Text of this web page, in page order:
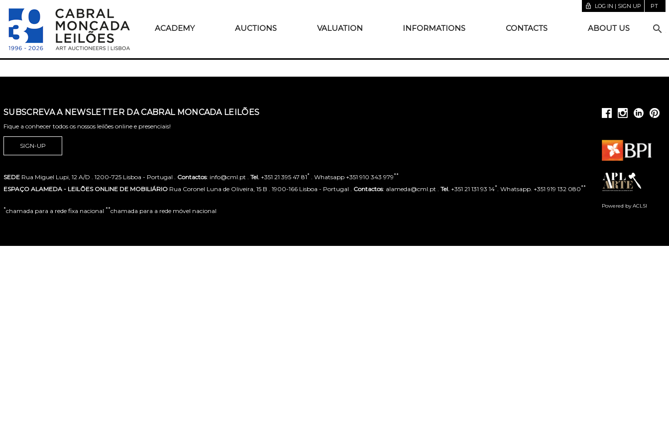
lock_open LOG IN | SIGN UP PT
ACADEMY AUCTIONS VALUATION INFORMATIONS CONTACTS ABOUT US search
SUBSCREVA A NEWSLETTER DA CABRAL MONCADA LEILÕES
Fique a conhecer todos os nossos leilões online e presenciais!
SIGN-UP
SEDE Rua Miguel Lupi, 12 A/D . 1200-725 Lisboa - Portugal . Contactos: info@cml.pt . Tel. +351 21 395 47 81* . Whatsapp +351 910 343 979**
ESPAÇO ALAMEDA - LEILÕES ONLINE DE MOBILIÁRIO Rua Coronel Luna de Oliveira, 15 B . 1900-166 Lisboa - Portugal . Contactos: alameda@cml.pt . Tel. +351 21 131 93 14*. Whatsapp. +351 919 132 080**
*chamada para a rede fixa nacional **chamada para a rede móvel nacional
Powered by ACLSI